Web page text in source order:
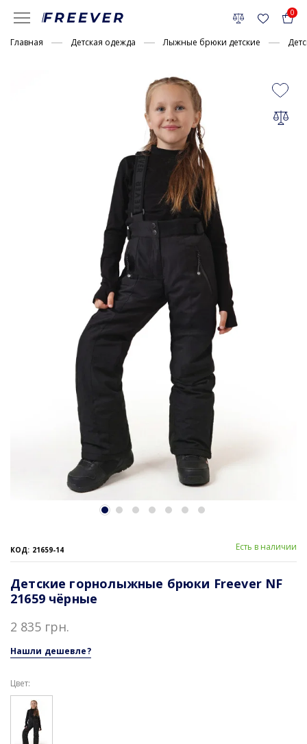
0
Главная Детская одежда Лыжные брюки детские
КОД: 21659-14 Есть в наличии
Детские горнолыжные брюки Freever NF
21659 чёрные
2 835 грн.
Нашли дешевле?
Цвет: